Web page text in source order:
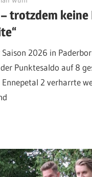
trotzdem keine
2026 in
Punktesaldo auf 8
2 verharrte